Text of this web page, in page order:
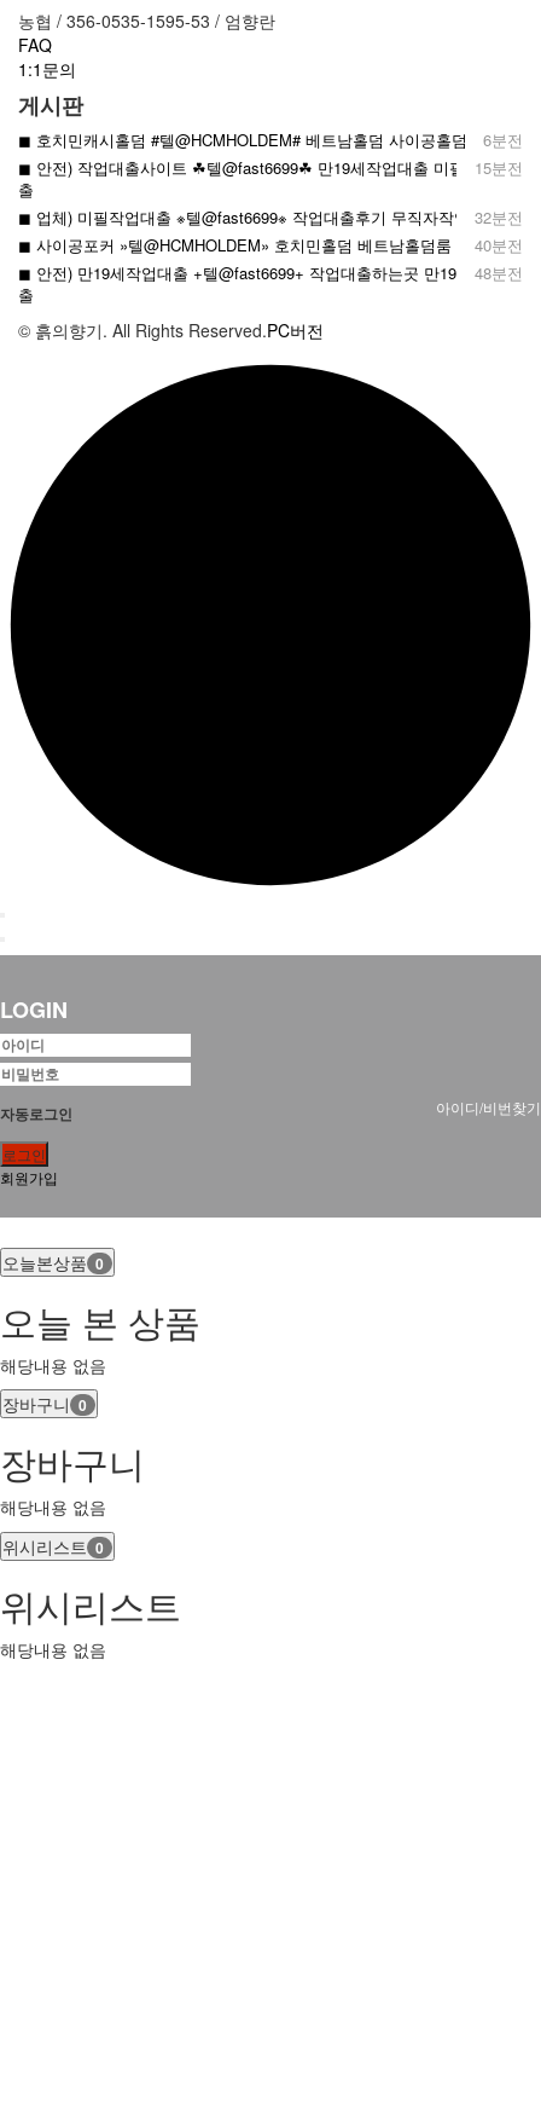
농협 / 356-0535-1595-53 / 엄향란
FAQ
1:1문의
게시판
◼︎ 호치민캐시홀덤 #텔@HCMHOLDEM# 베트남홀덤 사이공홀덤
6분전
◼︎ 안전) 작업대출사이트 ☘텔@fast6699☘ 만19세작업대출 미필작업대
출
15분전
◼︎ 업체) 미필작업대출 ※텔@fast6699※ 작업대출후기 무직자작업대출
32분전
◼︎ 사이공포커 »텔@HCMHOLDEM» 호치민홀덤 베트남홀덤룸
40분전
◼︎ 안전) 만19세작업대출 +텔@fast6699+ 작업대출하는곳 만19세작업대
출
48분전
© 흙의향기. All Rights Reserved.PC버전
LOGIN
자동로그인 아이디/비번찾기
로그인
회원가입
오늘본상품 0
오늘 본 상품
해당내용 없음
장바구니 0
장바구니
해당내용 없음
위시리스트 0
위시리스트
해당내용 없음